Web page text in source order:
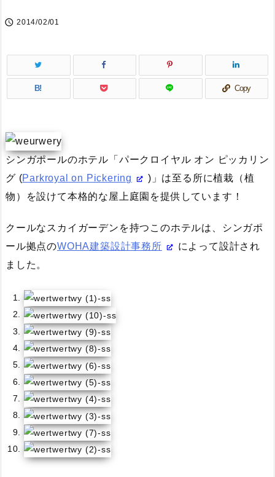
 2014/02/01
B! Copy
シンガポールのホテル「パークロイヤル オン ピッカリン
グ (Parkroyal on Pickering
)」は至る所に植栽（植
物）を設けて本格的な屋上庭園を提供しています！
クールなスカイガーデンを持つこのホテルは、シンガポ
ール拠点のWOHA建築設計事務所
によって設計され
ました。